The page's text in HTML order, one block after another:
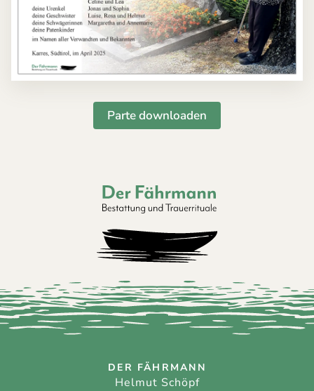
Parte downloaden
Der Fährmann - Bestattung und
DER FÄHRMANN
Helmut Schöpf